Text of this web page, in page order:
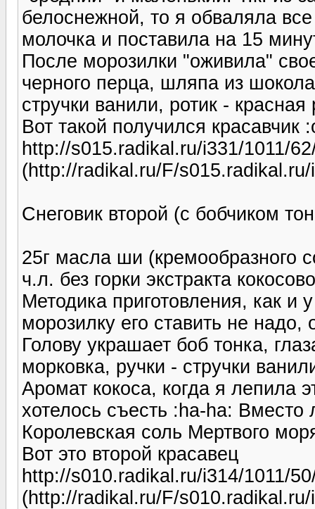
белоснежной, то я обваляла все
молочка и поставила на 15
После морозилки "оживила"
черного перца, шляпа из
стручки ванили, ротик - красная
Вот такой получился красавчик
http://s015.radikal.ru/i331/1011/
(http://radikal.ru/F/
Снеговик второй (с бобчиком
25г масла ши (кремообразного
ч.л. без горки экстракта
Методика приготовления, как и
морозилку его ставить не
Голову украшает боб тонка,
морковка, ручки - стручки
Аромат кокоса, когда я лепила
хотелось съесть :ha-ha: Вместо
Королевская соль Мертвого
Вот это второй красавец
http://s010.radikal.ru/i314/1011/
(http://radikal.ru/F/